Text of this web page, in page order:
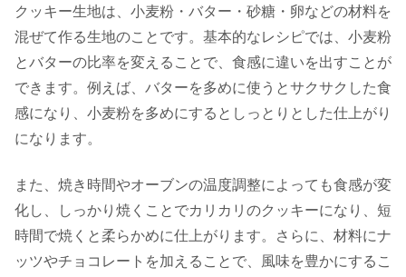
クッキー生地は、小麦粉・バター・砂糖・卵などの材料を
混ぜて作る生地のことです。基本的なレシピでは、小麦粉
とバターの比率を変えることで、食感に違いを出すことが
できます。例えば、バターを多めに使うとサクサクした食
感になり、小麦粉を多めにするとしっとりとした仕上がり
になります。
また、焼き時間やオーブンの温度調整によっても食感が変
化し、しっかり焼くことでカリカリのクッキーになり、短
時間で焼くと柔らかめに仕上がります。さらに、材料にナ
ッツやチョコレートを加えることで、風味を豊かにするこ